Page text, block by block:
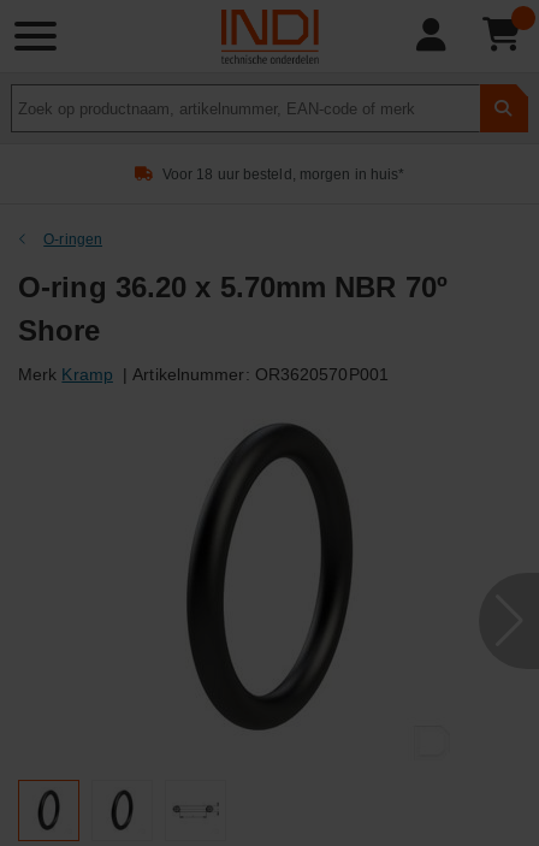
Voor 18 uur besteld, morgen in huis*
O-ringen
O-ring 36.20 x 5.70mm NBR 70º
Shore
Merk Kramp | Artikelnummer: OR3620570P001